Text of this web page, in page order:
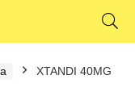
XTANDI 40MG